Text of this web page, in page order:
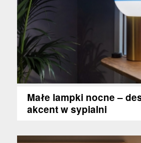
Małe lampki nocne –
akcent w sypialni